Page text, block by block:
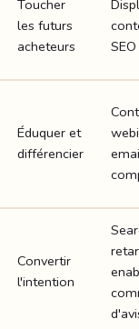
Toucher
les futurs
acheteurs
SEO
Éduquer et
différencier
Convertir
l'intention